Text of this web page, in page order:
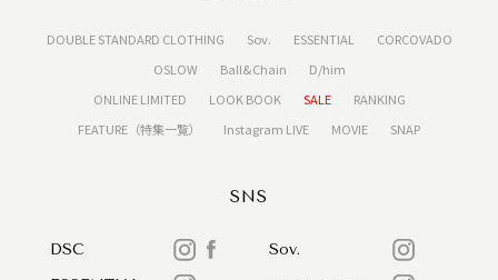
DOUBLE STANDARD CLOTHING Sov. ESSENTIAL
CORCOVADO
OSLOW
Ball&Chain
D/him
ONLINE LIMITED
LOOK BOOK SALE
RANKING
FEATURE（特集一覧）
Instagram LIVE MOVIE SNAP
SNS
DSC
Sov.